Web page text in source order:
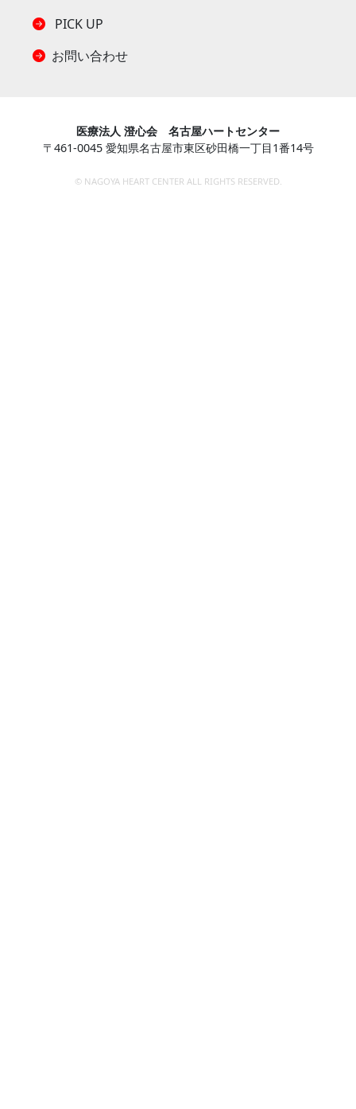
PICK UP
お問い合わせ
医療法人 澄心会 名古屋ハートセンター
〒461-0045 愛知県名古屋市東区砂田橋一丁目1番14号
© NAGOYA HEART CENTER ALL RIGHTS RESERVED.